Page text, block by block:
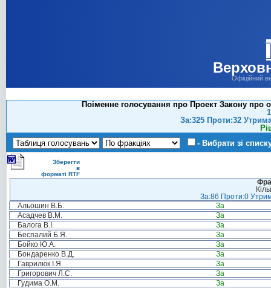
Офіційний
Поіменне голосування про Проект Закону про
За:325 Проти:32
- Вибрати зі
Зберегти
в
форматі RTF
За:86 Проти:0
Альошин В.Б.
За
Асадчев В.М.
За
Балога В.І.
За
Беспалий Б.Я.
За
Бойко Ю.А.
За
Бондаренко В.Д.
За
Гаврилюк І.Я.
За
Григорович Л.С.
За
Гудима О.М.
За